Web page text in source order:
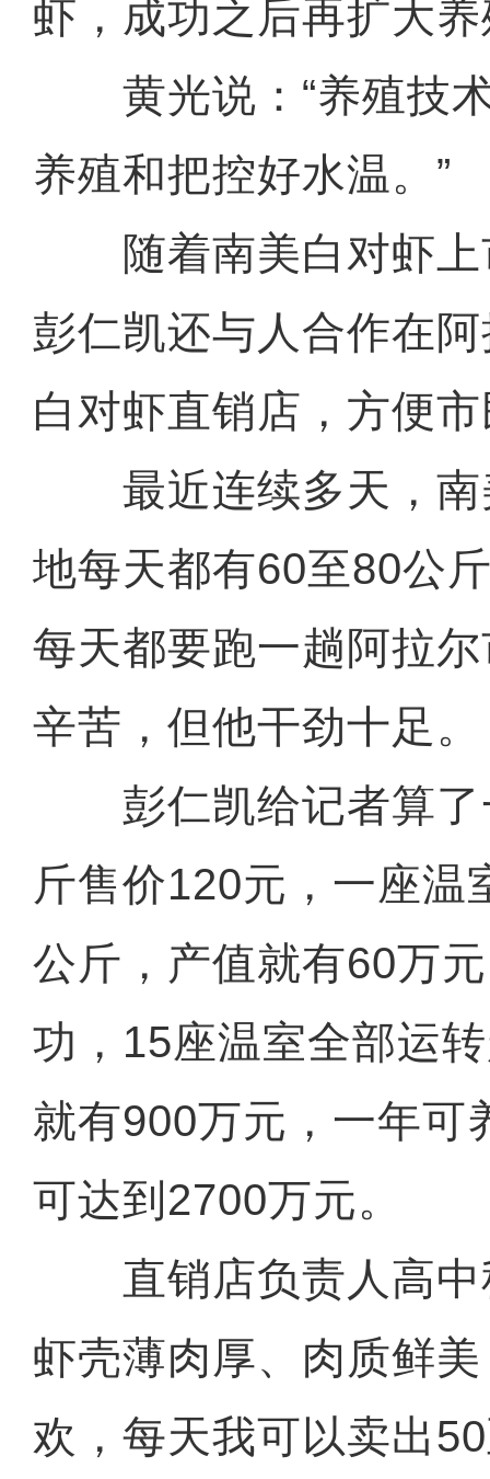
虾，成功之后再扩大
黄光说：“养殖技术
养殖和把控好水温。”
随着南美白对虾上
彭仁凯还与人合作在
白对虾直销店，方便
最近连续多天，南
地每天都有60至80公
每天都要跑一趟阿拉
辛苦，但他干劲十足。
彭仁凯给记者算了
斤售价120元，一座温
公斤，产值就有60万
功，15座温室全部运
就有900万元，一年可
可达到2700万元。
直销店负责人高中
虾壳薄肉厚、肉质鲜
欢，每天我可以卖出